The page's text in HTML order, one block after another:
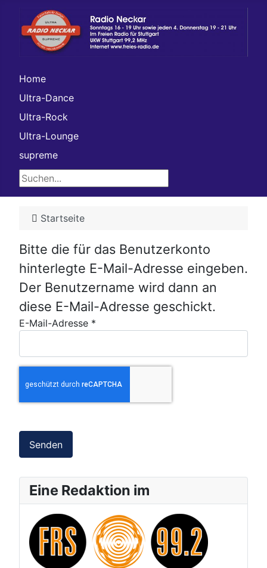
Home
Ultra-Dance
Ultra-Rock
Ultra-Lounge
supreme
Suchen...
Startseite
Bitte die für das Benutzerkonto
hinterlegte E-Mail-Adresse eingeben.
Der Benutzername wird dann an
diese E-Mail-Adresse geschickt.
E-Mail-Adresse *
Senden
Eine Redaktion im